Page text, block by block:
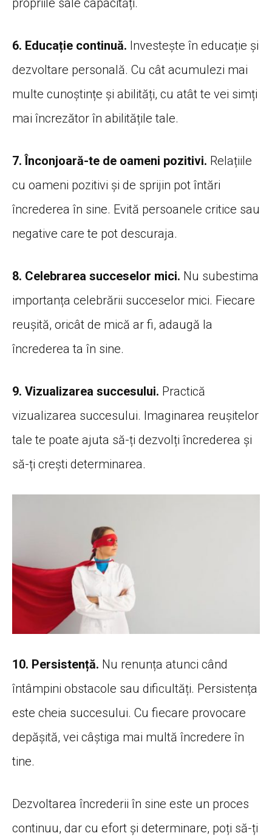
propriile sale capacități.
6. Educație continuă. Investește în educație și
dezvoltare personală. Cu cât acumulezi mai
multe cunoștințe și abilități, cu atât te vei simți
mai încrezător în abilitățile tale.
7. Înconjoară-te de oameni pozitivi. Relațiile
cu oameni pozitivi și de sprijin pot întări
încrederea în sine. Evită persoanele critice sau
negative care te pot descuraja.
8. Celebrarea succeselor mici. Nu subestima
importanța celebrării succeselor mici. Fiecare
reușită, oricât de mică ar fi, adaugă la
încrederea ta în sine.
9. Vizualizarea succesului. Practică
vizualizarea succesului. Imaginarea reușitelor
tale te poate ajuta să-ți dezvolți încrederea și
să-ți crești determinarea.
10. Persistență. Nu renunța atunci când
întâmpini obstacole sau dificultăți. Persistența
este cheia succesului. Cu fiecare provocare
depășită, vei câștiga mai multă încredere în
tine.
Dezvoltarea încrederii în sine este un proces
continuu, dar cu efort și determinare, poți să-ți